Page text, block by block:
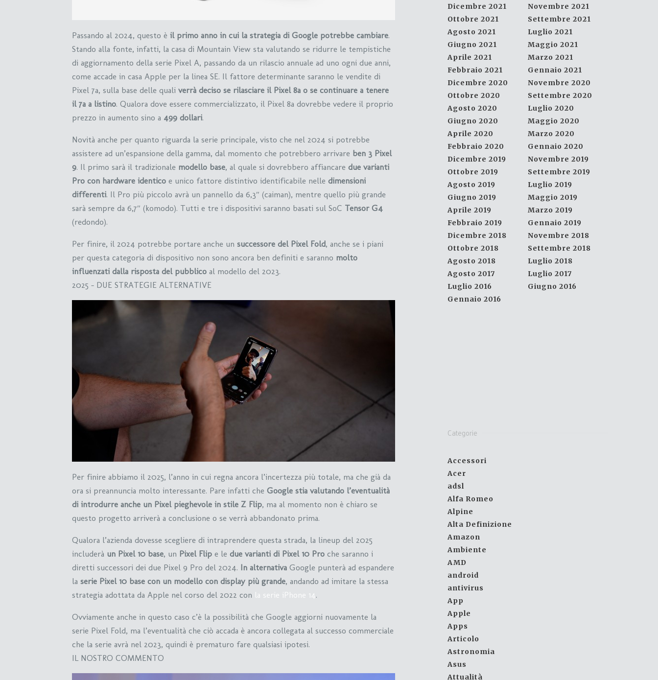
Passando al 2024, questo è il primo anno in cui la strategia di Google potrebbe cambiare.
Stando alla fonte, infatti, la casa di Mountain View sta valutando se ridurre le tempistiche
di aggiornamento della serie Pixel A, passando da un rilascio annuale ad uno ogni due anni,
come accade in casa Apple per la linea SE. Il fattore determinante saranno le vendite di
Pixel 7a, sulla base delle quali verrà deciso se rilasciare il Pixel 8a o se continuare a tenere
il 7a a listino. Qualora dove essere commercializzato, il Pixel 8a dovrebbe vedere il proprio
prezzo in aumento sino a 499 dollari.
Novità anche per quanto riguarda la serie principale, visto che nel 2024 si potrebbe
assistere ad un’espansione della gamma, dal momento che potrebbero arrivare ben 3 Pixel
9. Il primo sarà il tradizionale modello base, al quale si dovrebbero affiancare due varianti
Pro con hardware identico e unico fattore distintivo identificabile nelle dimensioni
differenti. Il Pro più piccolo avrà un pannello da 6,3″ (caiman), mentre quello più grande
sarà sempre da 6,7″ (komodo). Tutti e tre i dispositivi saranno basati sul SoC Tensor G4
(redondo).
Per finire, il 2024 potrebbe portare anche un successore del Pixel Fold, anche se i piani
per questa categoria di dispositivo non sono ancora ben definiti e saranno molto
influenzati dalla risposta del pubblico al modello del 2023.
2025 – DUE STRATEGIE ALTERNATIVE
Per finire abbiamo il 2025, l’anno in cui regna ancora l’incertezza più totale, ma che già da
ora si preannuncia molto interessante. Pare infatti che Google stia valutando l’eventualità
di introdurre anche un Pixel pieghevole in stile Z Flip, ma al momento non è chiaro se
questo progetto arriverà a conclusione o se verrà abbandonato prima.
Qualora l’azienda dovesse scegliere di intraprendere questa strada, la lineup del 2025
includerà un Pixel 10 base, un Pixel Flip e le due varianti di Pixel 10 Pro che saranno i
diretti successori dei due Pixel 9 Pro del 2024. In alternativa Google punterà ad espandere
la serie Pixel 10 base con un modello con display più grande, andando ad imitare la stessa
strategia adottata da Apple nel corso del 2022 con la serie iPhone 14.
Ovviamente anche in questo caso c’è la possibilità che Google aggiorni nuovamente la
serie Pixel Fold, ma l’eventualità che ciò accada è ancora collegata al successo commerciale
che la serie avrà nel 2023, quindi è prematuro fare qualsiasi ipotesi.
IL NOSTRO COMMENTO
Dicembre 2021
Novembre 2021
Ottobre 2021
Settembre 2021
Agosto 2021
Luglio 2021
Giugno 2021
Maggio 2021
Aprile 2021
Marzo 2021
Febbraio 2021
Gennaio 2021
Dicembre 2020
Novembre 2020
Ottobre 2020
Settembre 2020
Agosto 2020
Luglio 2020
Giugno 2020
Maggio 2020
Aprile 2020
Marzo 2020
Febbraio 2020
Gennaio 2020
Dicembre 2019
Novembre 2019
Ottobre 2019
Settembre 2019
Agosto 2019
Luglio 2019
Giugno 2019
Maggio 2019
Aprile 2019
Marzo 2019
Febbraio 2019
Gennaio 2019
Dicembre 2018
Novembre 2018
Ottobre 2018
Settembre 2018
Agosto 2018
Luglio 2018
Agosto 2017
Luglio 2017
Luglio 2016
Giugno 2016
Gennaio 2016
Categorie
Accessori
Acer
adsl
Alfa Romeo
Alpine
Alta Definizione
Amazon
Ambiente
AMD
android
antivirus
App
Apple
Apps
Articolo
Astronomia
Asus
Attualità